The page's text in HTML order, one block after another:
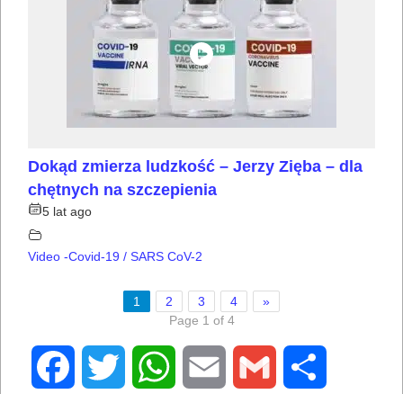
Dokąd zmierza ludzkość – Jerzy Zięba – dla
chętnych na szczepienia
5 lat ago
Video -Covid-19 / SARS CoV-2
1 2 3 4
»
Page 1 of 4